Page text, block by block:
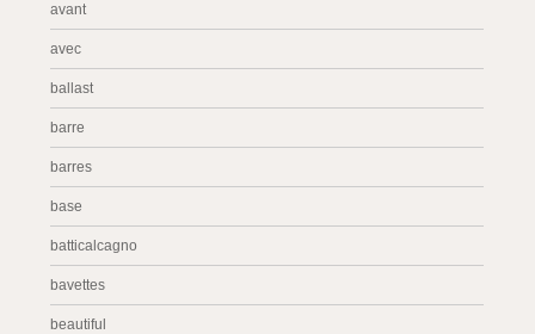
avant
avec
ballast
barre
barres
base
batticalcagno
bavettes
beautiful